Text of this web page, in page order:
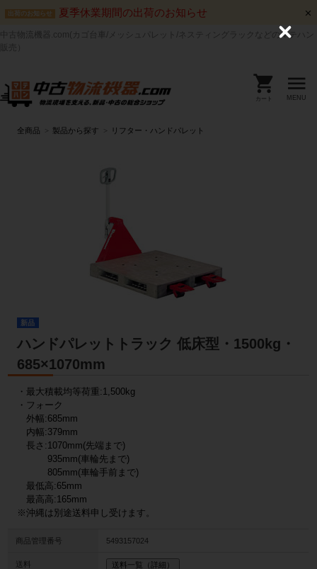
出荷のお知らせ 夏季休業期間の出荷のお知らせ
中古物流機器.com(カゴ台車/メッシュパレット/ネスティングラックなどのマテハン
カート MENU
全商品 製品から探す リフター・ハンドパレット
新品
ハンドパレットトラック 低床型・1500kg・
685×1070mm
・最大積載均等荷重:1,500kg
・フォーク
外幅:685mm
内幅:379mm
長さ:1070mm(先端まで)
935mm(車輪先まで)
805mm(車輪手前まで)
最低高:65mm
最高高:165mm
※沖縄は別途送料申し受けます。
商品管理番号 5493157024
送料 送料一覧（詳細）
C
e